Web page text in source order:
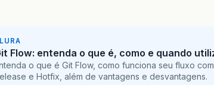
Flow: entenda o que é, como e quando
o que é Git Flow, como funciona seu fluxo
e Hotfix, além de vantagens e desvantagens.